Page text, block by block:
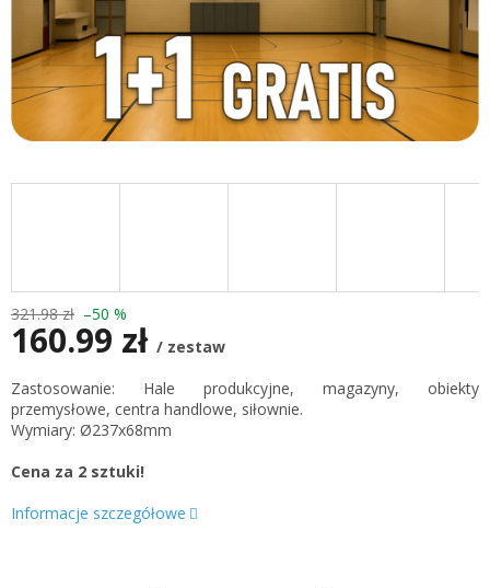
321.98 zł –50 %
160.99 zł / zestaw
jednostkowa:
Zastosowanie: Hale produkcyjne, magazyny, obiekty
przemysłowe, centra handlowe, siłownie.
Wymiary: Ø237x68mm
Cena za 2 sztuki!
Informacje szczegółowe